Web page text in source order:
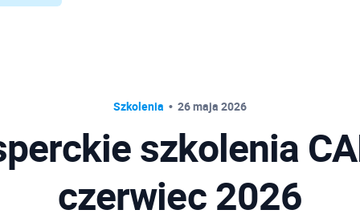
Szkolenia 26 maja 2026
szkolenia
czerwiec 2026